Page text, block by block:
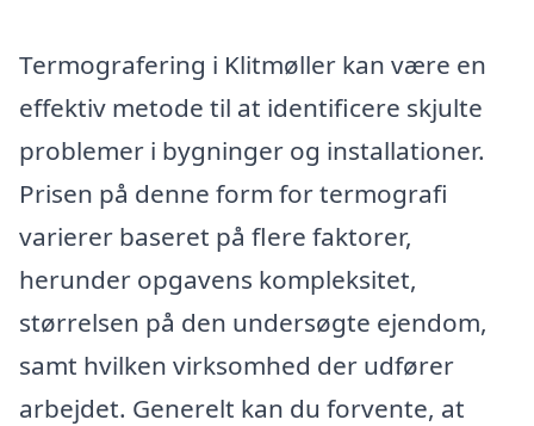
Termografering i Klitmøller kan være en
effektiv metode til at identificere skjulte
problemer i bygninger og installationer.
Prisen på denne form for termografi
varierer baseret på flere faktorer,
herunder opgavens kompleksitet,
størrelsen på den undersøgte ejendom,
samt hvilken virksomhed der udfører
arbejdet. Generelt kan du forvente, at